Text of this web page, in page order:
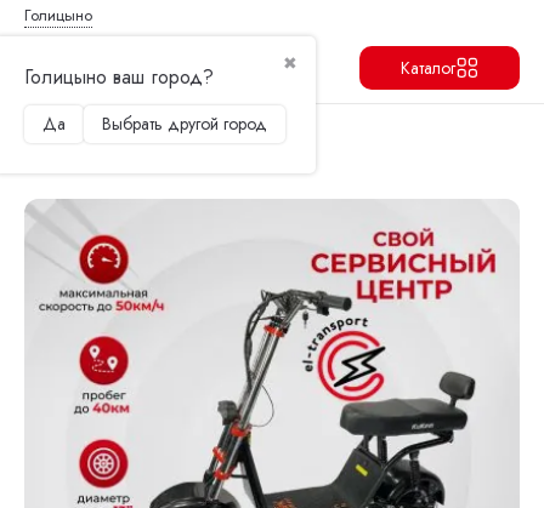
Голицыно
✖
Голицыно ваш город?
Да Выбрать другой город
Каталог
Главная Электроскутеры
Kugoo
Продолжить